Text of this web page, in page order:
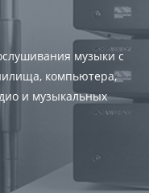
музыки с
компьютера,
и музыкальных